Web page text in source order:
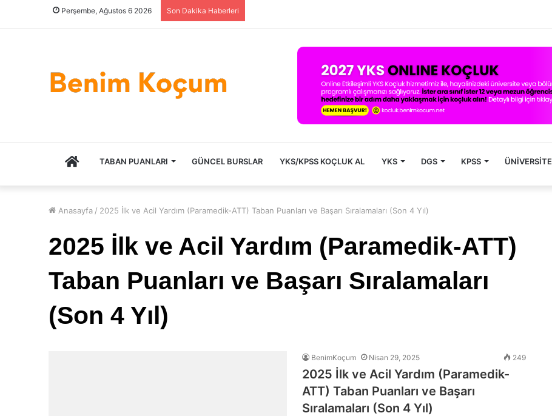
Perşembe, Ağustos 6 2026 Son Dakika Haberleri
ANASAYFATABAN PUANLARI GÜNCEL BURSLAR YKS/KPSS KOÇLUK AL YKS DGS KPSS ÜNIVERSITE
Anasayfa / 2025 İlk ve Acil Yardım (Paramedik-ATT) Taban Puanları ve Başarı Sıralamaları (Son 4 Yıl)
2025 İlk ve Acil Yardım (Paramedik-ATT)
Taban Puanları ve Başarı Sıralamaları
(Son 4 Yıl)
BenimKoçum Nisan 29, 2025 249
2025 İlk ve Acil Yardım (Paramedik-
ATT) Taban Puanları ve Başarı
Sıralamaları (Son 4 Yıl)